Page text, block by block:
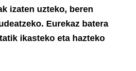
izaten uzteko, beren
Eurekaz batera
ikasteko eta hazteko